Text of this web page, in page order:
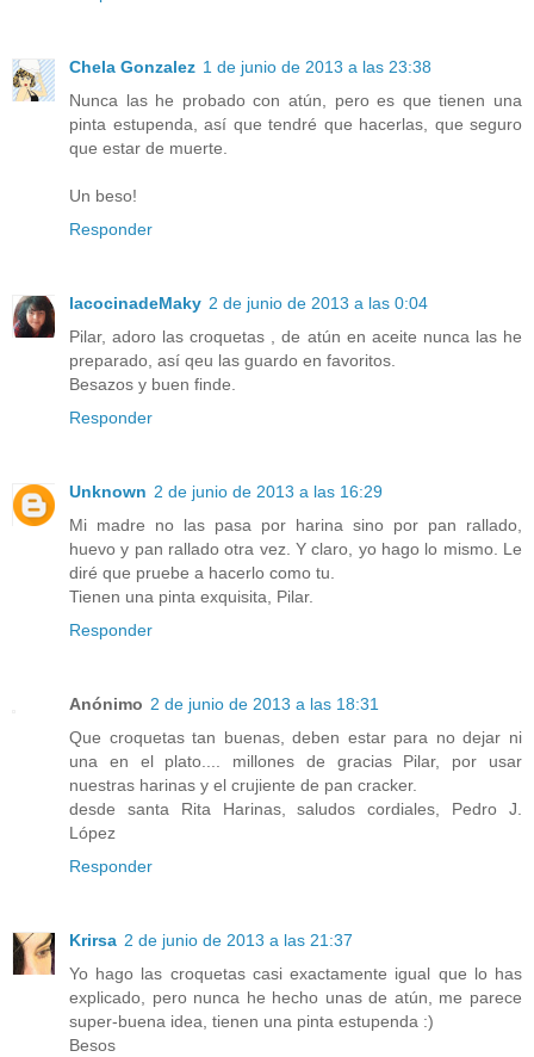
Chela Gonzalez 1 de junio de 2013 a las 23:38
Nunca las he probado con atún, pero es que tienen una
pinta estupenda, así que tendré que hacerlas, que seguro
que estar de muerte.
Un beso!
Responder
lacocinadeMaky 2 de junio de 2013 a las 0:04
Pilar, adoro las croquetas , de atún en aceite nunca las he
preparado, así qeu las guardo en favoritos.
Besazos y buen finde.
Responder
Unknown 2 de junio de 2013 a las 16:29
Mi madre no las pasa por harina sino por pan rallado,
huevo y pan rallado otra vez. Y claro, yo hago lo mismo. Le
diré que pruebe a hacerlo como tu.
Tienen una pinta exquisita, Pilar.
Responder
Anónimo 2 de junio de 2013 a las 18:31
Que croquetas tan buenas, deben estar para no dejar ni
una en el plato.... millones de gracias Pilar, por usar
nuestras harinas y el crujiente de pan cracker.
desde santa Rita Harinas, saludos cordiales, Pedro J.
López
Responder
Krirsa 2 de junio de 2013 a las 21:37
Yo hago las croquetas casi exactamente igual que lo has
explicado, pero nunca he hecho unas de atún, me parece
super-buena idea, tienen una pinta estupenda :)
Besos